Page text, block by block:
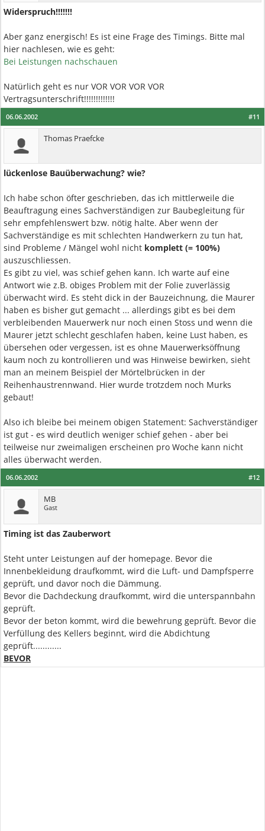
Widerspruch!!!!!!!
Aber ganz energisch! Es ist eine Frage des Timings. Bitte mal
hier nachlesen, wie es geht:
Bei Leistungen nachschauen
Natürlich geht es nur VOR VOR VOR VOR
Vertragsunterschrift!!!!!!!!!!!!!
#11
06.06.2002
Thomas Praefcke
lückenlose Bauüberwachung? wie?
Ich habe schon öfter geschrieben, das ich mittlerweile die
Beauftragung eines Sachverständigen zur Baubegleitung für
sehr empfehlenswert bzw. nötig halte. Aber wenn der
Sachverständige es mit schlechten Handwerkern zu tun hat,
sind Probleme / Mängel wohl nicht komplett (= 100%)
auszuschliessen.
Es gibt zu viel, was schief gehen kann. Ich warte auf eine
Antwort wie z.B. obiges Problem mit der Folie zuverlässig
überwacht wird. Es steht dick in der Bauzeichnung, die Maurer
haben es bisher gut gemacht ... allerdings gibt es bei dem
verbleibenden Mauerwerk nur noch einen Stoss und wenn die
Maurer jetzt schlecht geschlafen haben, keine Lust haben, es
übersehen oder vergessen, ist es ohne Mauerwerksöffnung
kaum noch zu kontrollieren und was Hinweise bewirken, sieht
man an meinem Beispiel der Mörtelbrücken in der
Reihenhaustrennwand. Hier wurde trotzdem noch Murks
gebaut!
Also ich bleibe bei meinem obigen Statement: Sachverständiger
ist gut - es wird deutlich weniger schief gehen - aber bei
teilweise nur zweimaligen erscheinen pro Woche kann nicht
alles überwacht werden.
#12
06.06.2002
MB
Gast
Timing ist das Zauberwort
Steht unter Leistungen auf der homepage. Bevor die
Innenbekleidung draufkommt, wird die Luft- und Dampfsperre
geprüft, und davor noch die Dämmung.
Bevor die Dachdeckung draufkommt, wird die unterspannbahn
geprüft.
Bevor der beton kommt, wird die bewehrung geprüft. Bevor die
Verfüllung des Kellers beginnt, wird die Abdichtung
geprüft............
BEVOR